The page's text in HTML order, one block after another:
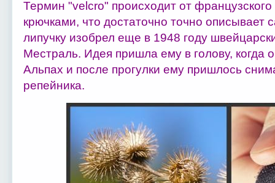
Термин "velcro" происходит от
крючками, что достаточно точно описывает
липучку изобрел еще в 1948 году
Местраль. Идея пришла ему в голову, когда
Альпах и после прогулки ему пришлось
репейника.